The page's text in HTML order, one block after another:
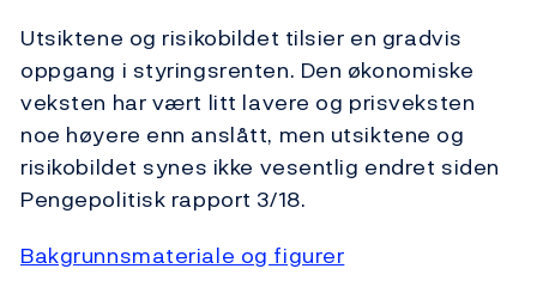
Utsiktene og risikobildet tilsier en gradvis
oppgang i styringsrenten. Den økonomiske
veksten har vært litt lavere og prisveksten
noe høyere enn anslått, men utsiktene og
risikobildet synes ikke vesentlig endret siden
Pengepolitisk rapport 3/18.
Bakgrunnsmateriale og figurer